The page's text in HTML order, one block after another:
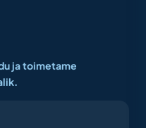
ja toimetame